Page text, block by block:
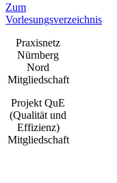
Zum
Vorlesungsverzeichnis
Praxisnetz
Nürnberg
Nord
Mitgliedschaft
Projekt QuE
(Qualität und
Effizienz)
Mitgliedschaft